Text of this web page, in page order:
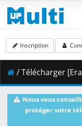
Inscription
/ Télécharger [Erai-raws] Kikansha no Mahou wa
Nous vous
protéger votre